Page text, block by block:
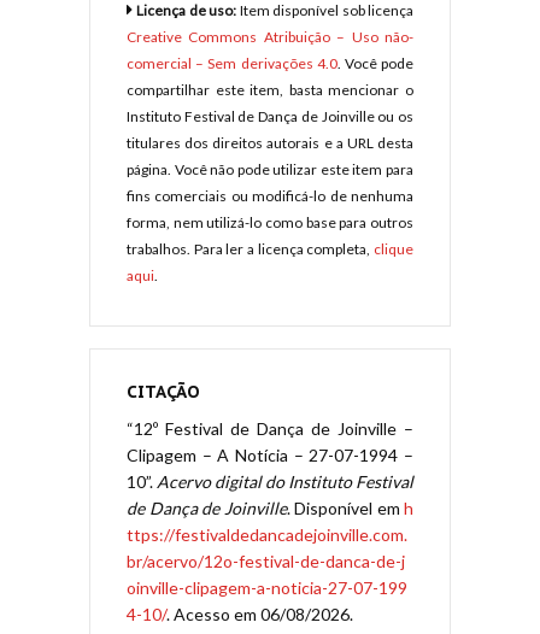
Licença de uso: Item disponível sob licença
Creative Commons Atribuição – Uso não-
comercial – Sem derivações 4.0. Você pode
compartilhar este item, basta mencionar o
Instituto Festival de Dança de Joinville ou os
titulares dos direitos autorais e a URL desta
página. Você não pode utilizar este item para
fins comerciais ou modificá-lo de nenhuma
forma, nem utilizá-lo como base para outros
trabalhos. Para ler a licença completa, clique
aqui.
CITAÇÃO
“12º Festival de Dança de Joinville –
Clipagem – A Notícia – 27-07-1994 –
10”. Acervo digital do Instituto Festival
de Dança de Joinville. Disponível em h
ttps://festivaldedancadejoinville.com.
br/acervo/12o-festival-de-danca-de-j
oinville-clipagem-a-noticia-27-07-199
4-10/. Acesso em 06/08/2026.